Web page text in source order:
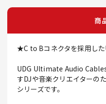
商
★C to Bコネクタを採用し
UDG Ultimate Audio
すDJや音楽クリエイターの
シリーズです。